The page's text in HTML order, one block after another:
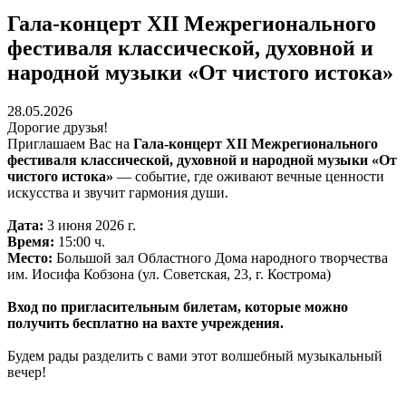
Гала‑концерт XII Межрегионального
фестиваля классической, духовной и
народной музыки «От чистого истока»
28.05.2026
Дорогие друзья!
Приглашаем Вас на Гала‑концерт XII Межрегионального
фестиваля классической, духовной и народной музыки «От
чистого истока» — событие, где оживают вечные ценности
искусства и звучит гармония души.
Дата: 3 июня 2026 г.
Время: 15:00 ч.
Место: Большой зал Областного Дома народного творчества
им. Иосифа Кобзона (ул. Советская, 23, г. Кострома)
Вход по пригласительным билетам, которые можно
получить бесплатно на вахте учреждения.
Будем рады разделить с вами этот волшебный музыкальный
вечер!